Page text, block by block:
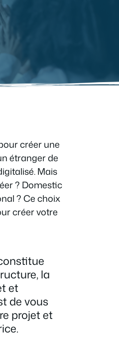
créer une
étranger de
Mais
? Domestic
? Ce choix
créer votre
la
et
de vous
projet et